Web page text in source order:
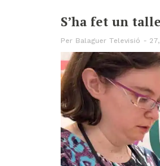
S’ha fet un
Per Balaguer Televisió